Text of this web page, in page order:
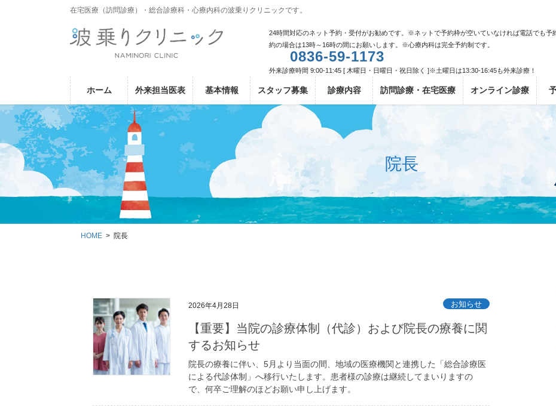
動
に
在宅医療（訪問診療）・総合診療科・心療内科の波乗りクリニックです。
24時間対応のネット予約・受付がお勧めです。※ネットで予約枠が空いていなければ電話でも予
約の場合は13時～16時の間にお願いします。※心療内科は完全予約制です。
0836-59-1173
外来診療時間 9:00-11:45 [ 木曜日・日曜日・祝日除く ]※土曜日は13:30-16:45も外来診療！
ホーム 外来担当医表 基本情報 スタッフ募集 診療内容 訪問診療・在宅医療 オンライン診療
院長
HOME 院長
2026年4月28日 お知らせ
【重要】当院の診療体制（代診）および院長の療養に関
するお知らせ
院長の療養に伴い、5月より当面の間、地域の医療機関と連携した「総合診療医
による代診体制」へ移行いたします。患者様の診療は継続してまいりますの
で、何卒ご理解のほどお願い申し上げます。